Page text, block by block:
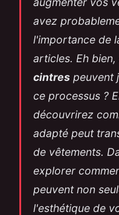
avez
l'importance de
articles. Eh
cintres peuvent
ce processus ?
découvrirez
adapté peut
de vêtements.
explorer
peuvent non
l'esthétique de